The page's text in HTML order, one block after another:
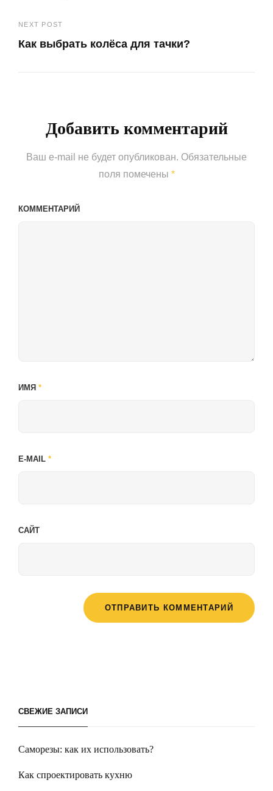
Post
NEXT POST
Как выбрать колёса для тачки?
Добавить комментарий
Ваш e-mail не будет опубликован. Обязательные
поля помечены *
КОММЕНТАРИЙ
ИМЯ *
E-MAIL *
САЙТ
СВЕЖИЕ ЗАПИСИ
Саморезы: как их использовать?
Как спроектировать кухню